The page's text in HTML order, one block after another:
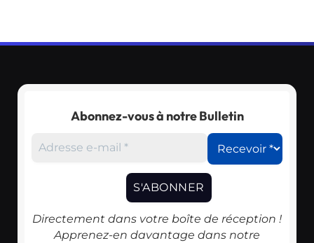
Abonnez-vous à notre Bulletin
Directement dans votre boîte de réception !
Apprenez-en davantage dans notre